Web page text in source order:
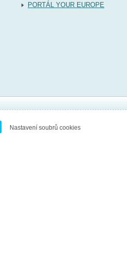
PORTÁL YOUR EUROPE
Nastavení soubrů cookies